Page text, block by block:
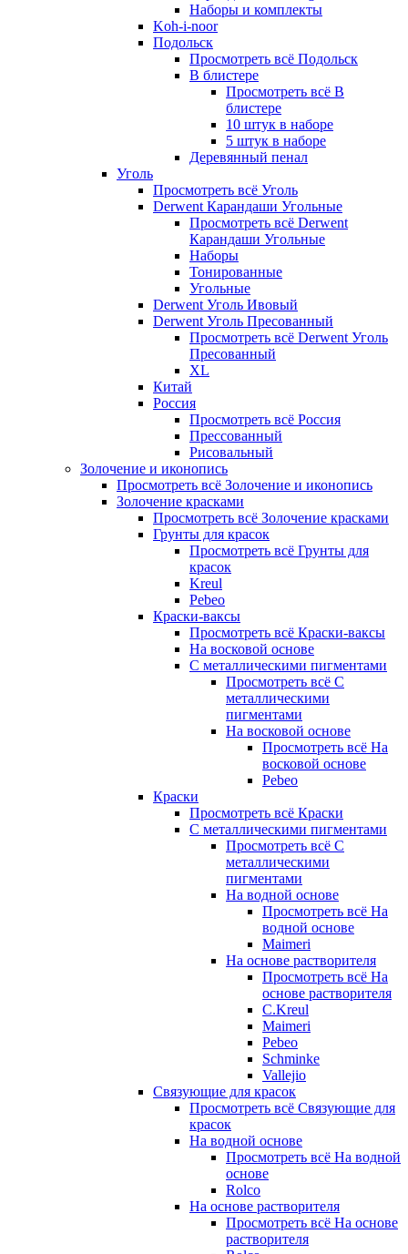
Наборы и комплекты
Koh-i-noor
Подольск
Просмотреть всё Подольск
В блистере
Просмотреть всё В
блистере
10 штук в наборе
5 штук в наборе
Деревянный пенал
Уголь
Просмотреть всё Уголь
Derwent Карандаши Угольные
Просмотреть всё Derwent
Карандаши Угольные
Наборы
Тонированные
Угольные
Derwent Уголь Ивовый
Derwent Уголь Пресованный
Просмотреть всё Derwent Уголь
Пресованный
XL
Китай
Россия
Просмотреть всё Россия
Прессованный
Рисовальный
Золочение и иконопись
Просмотреть всё Золочение и иконопись
Золочение красками
Просмотреть всё Золочение красками
Грунты для красок
Просмотреть всё Грунты для
красок
Kreul
Pebeo
Краски-ваксы
Просмотреть всё Краски-ваксы
На восковой основе
С металлическими пигментами
Просмотреть всё С
металлическими
пигментами
На восковой основе
Просмотреть всё На
восковой основе
Pebeo
Краски
Просмотреть всё Краски
С металлическими пигментами
Просмотреть всё С
металлическими
пигментами
На водной основе
Просмотреть всё На
водной основе
Maimeri
На основе растворителя
Просмотреть всё На
основе растворителя
C.Kreul
Maimeri
Pebeo
Schminke
Vallejio
Связующие для красок
Просмотреть всё Связующие для
красок
На водной основе
Просмотреть всё На водной
основе
Rolco
На основе растворителя
Просмотреть всё На основе
растворителя